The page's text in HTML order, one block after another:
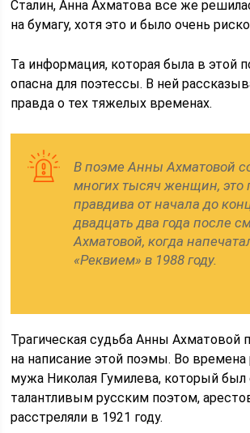
Сталин, Анна Ахматова все же
на бумагу, хотя это и было очень
Та информация, которая была в этой
опасна для поэтессы. В ней
правда о тех тяжелых временах.
В поэме Анны Ахматовой
многих тысяч женщин, это
правдива от начала до
двадцать два года после
Ахматовой, когда
«Реквием» в 1988 году.
Трагическая судьба Анны Ахматовой
на написание этой поэмы. Во времена
мужа Николая Гумилева, который был
талантливым русским поэтом,
расстреляли в 1921 году.